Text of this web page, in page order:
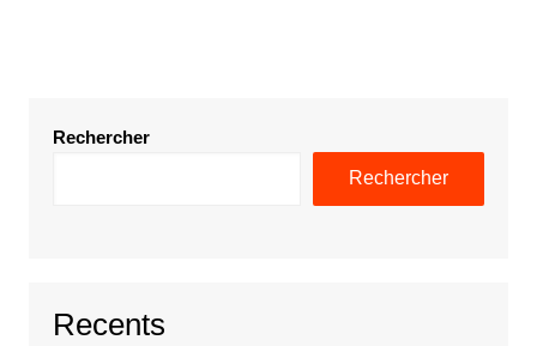
Rechercher
Rechercher
Recents